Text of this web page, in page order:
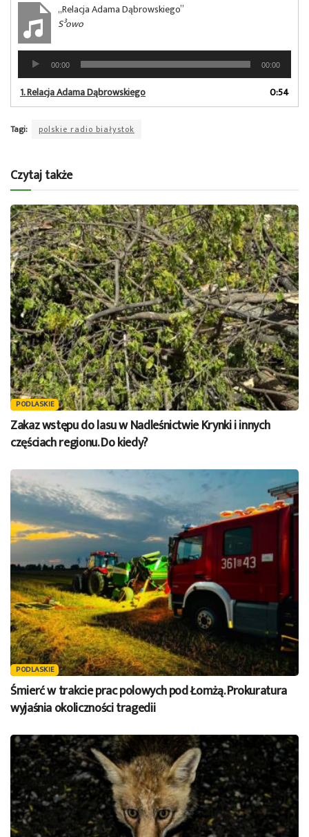
„Relacja Adama Dąbrowskiego”
S³owo
Odtwarzacz
plików
dźwiękowych
00:00 00:00
1.Relacja Adama Dąbrowskiego 0:54
Tagi: polskie radio białystok
Czytaj także
PODLASKIE
Zakaz wstępu do lasu w Nadleśnictwie Krynki i innych
częściach regionu. Do kiedy?
PODLASKIE
Śmierć w trakcie prac polowych pod Łomżą. Prokuratura
wyjaśnia okoliczności tragedii